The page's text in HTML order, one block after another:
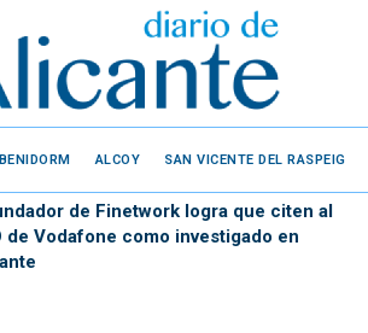
BENIDORM ALCOY SAN VICENTE DEL RASPEIG
de Finetwork logra que citen al
de Vodafone como investigado en